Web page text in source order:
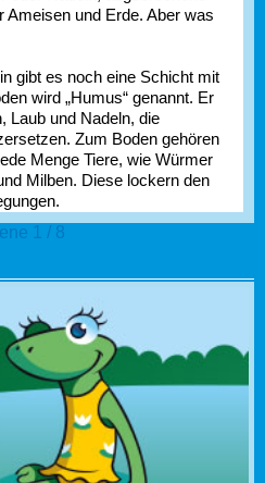
Ameisen und Erde. Aber was
gibt es noch eine Schicht mit
wird „Humus“ genannt. Er
Laub und Nadeln, die
Zum Boden gehören
Menge Tiere, wie Würmer
Milben. Diese lockern den
1 / 8